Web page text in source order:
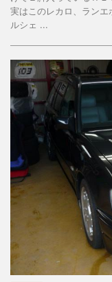
実はこのレカロ、ラン
ルシェ ...